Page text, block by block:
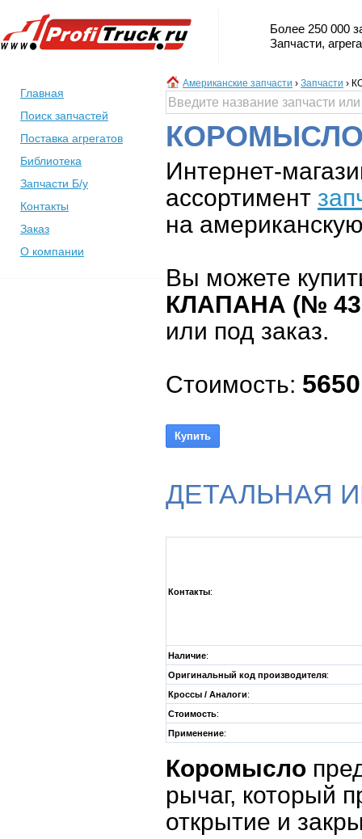
Более 250 000
Запчасти,
Главная
Поиск запчастей
Поставка агрегатов
Библиотека
Запчасти Б/у
Контакты
Заказ
О компании
Американские запчасти › Запчасти ›
Интернет-
ассортимент
на
Вы можете
КЛАПАНА (№
или под заказ.
Стоимость: 5650
ДЕТАЛЬНАЯ
Контакты:
Наличие:
Оригинальный код производителя:
Кроссы / Аналоги:
Стоимость:
Применение:
Коромысло
рычаг, который
открытие и